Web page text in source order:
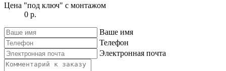
Цена "под ключ" с монтажом
0 р.
Ваше имя
Телефон
Электронная почта